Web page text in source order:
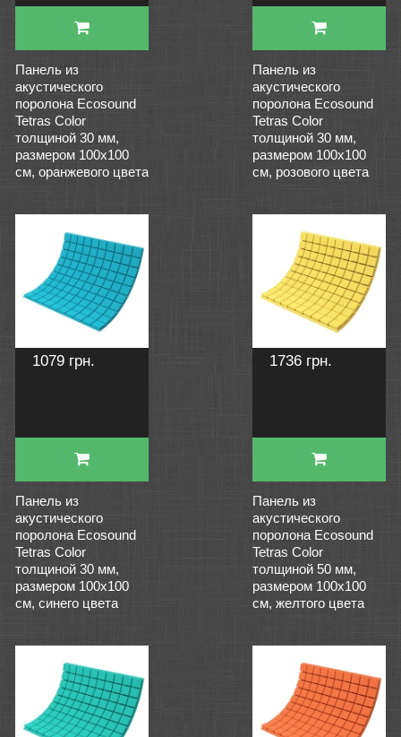
Панель из
акустического
поролона Ecosound
Tetras Color
толщиной 30 мм,
размером 100х100
см, оранжевого цвета
Панель из
акустического
поролона Ecosound
Tetras Color
толщиной 30 мм,
размером 100х100
см, розового цвета
1079 грн.
Панель из
акустического
поролона Ecosound
Tetras Color
толщиной 30 мм,
размером 100х100
см, синего цвета
1736 грн.
Панель из
акустического
поролона Ecosound
Tetras Color
толщиной 50 мм,
размером 100х100
см, желтого цвета